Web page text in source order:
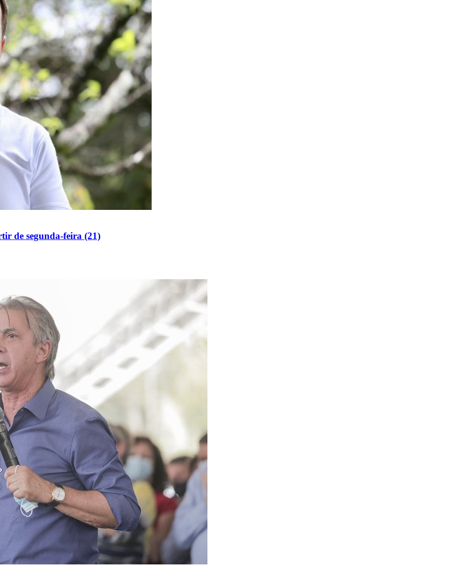
Bethaville Boa Vista Califórnia Carapicuíba Centro
dos AltosJardim dos CamargosJardim Esperança
Jardim Reginalice Jardim São Luís
Parque VianaPirapora do Bom Jesus Recanto Phrynéa
Votupoca
Francisco Morato
de segunda-feira (21)